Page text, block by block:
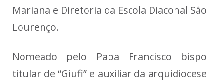
Mariana e Diretoria da Escola Diaconal São
Lourenço.
Nomeado pelo Papa Francisco bispo
titular de “Giufi” e auxiliar da arquidiocese